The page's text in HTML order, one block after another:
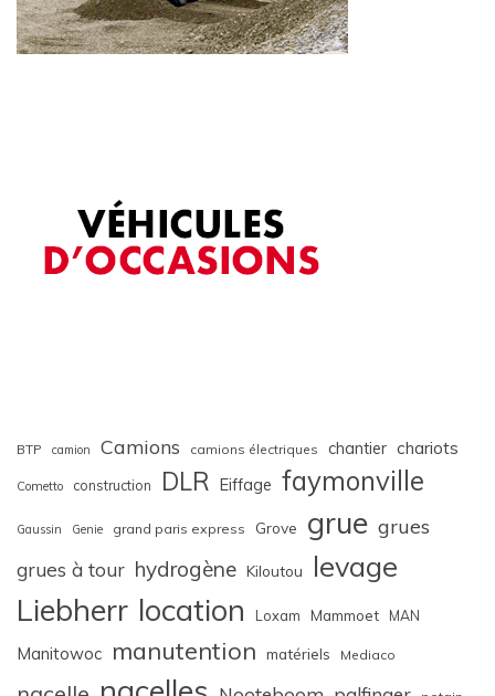
BTP camion Camions camions électriques chantier chariots
Cometto construction DLR Eiffage faymonville
Gaussin Genie grand paris express Grove grue grues
grues à tour hydrogène Kiloutou levage
Liebherr location Loxam Mammoet MAN
Manitowoc manutention matériels Mediaco